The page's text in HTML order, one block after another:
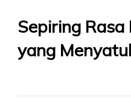
Sepiring
yang